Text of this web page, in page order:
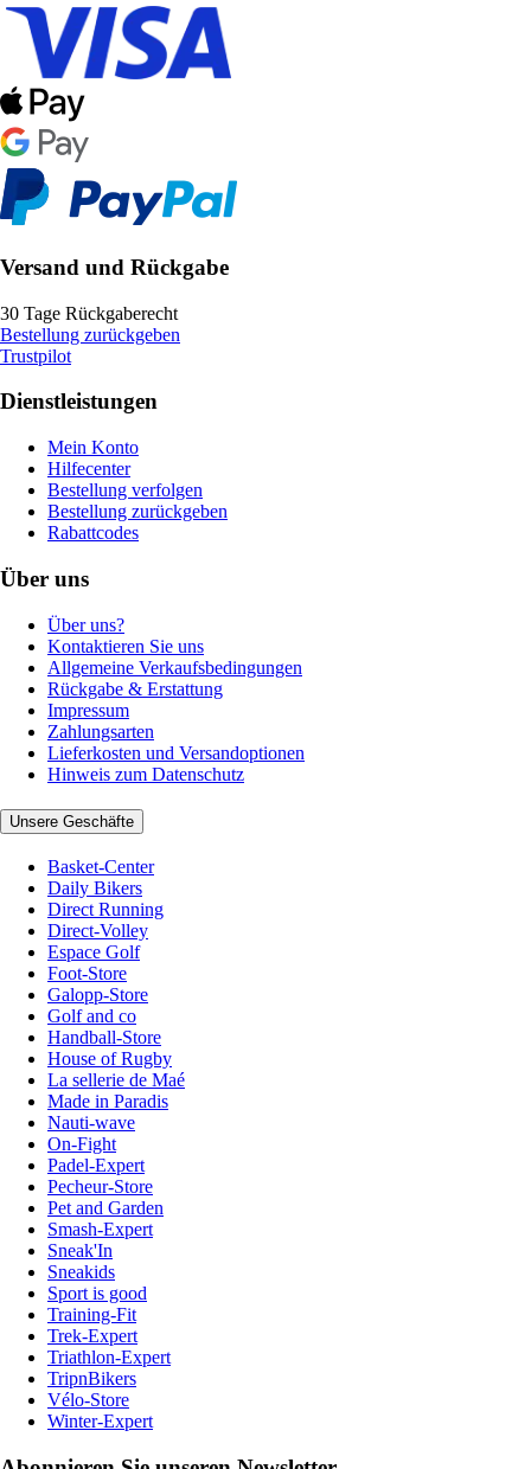
Versand und Rückgabe
30 Tage Rückgaberecht
Bestellung zurückgeben
Trustpilot
Dienstleistungen
Mein Konto
Hilfecenter
Bestellung verfolgen
Bestellung zurückgeben
Rabattcodes
Über uns
Über uns?
Kontaktieren Sie uns
Allgemeine Verkaufsbedingungen
Rückgabe & Erstattung
Impressum
Zahlungsarten
Lieferkosten und Versandoptionen
Hinweis zum Datenschutz
Unsere Geschäfte
Basket-Center
Daily Bikers
Direct Running
Direct-Volley
Espace Golf
Foot-Store
Galopp-Store
Golf and co
Handball-Store
House of Rugby
La sellerie de Maé
Made in Paradis
Nauti-wave
On-Fight
Padel-Expert
Pecheur-Store
Pet and Garden
Smash-Expert
Sneak'In
Sneakids
Sport is good
Training-Fit
Trek-Expert
Triathlon-Expert
TripnBikers
Vélo-Store
Winter-Expert